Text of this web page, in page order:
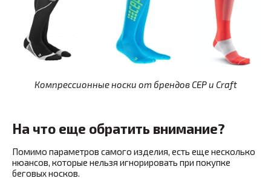
Компрессионные носки от брендов CEP и Craft
На что еще обратить внимание?
Помимо параметров самого изделия, есть еще несколько
нюансов, которые нельзя игнорировать при покупке
беговых носков.